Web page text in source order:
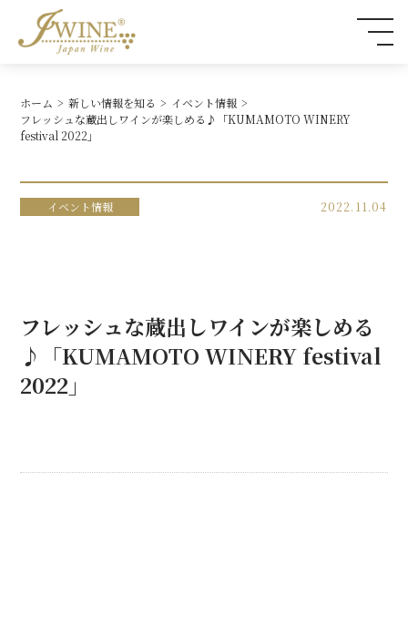
ホーム 新しい情報を知る
イベント情報
フレッシュな蔵出しワインが楽しめる♪「KUMAMOTO WINERY
festival 2022」
イベント情報 2022.11.04
フレッシュな蔵出しワインが楽しめる
♪「KUMAMOTO WINERY festival
2022」